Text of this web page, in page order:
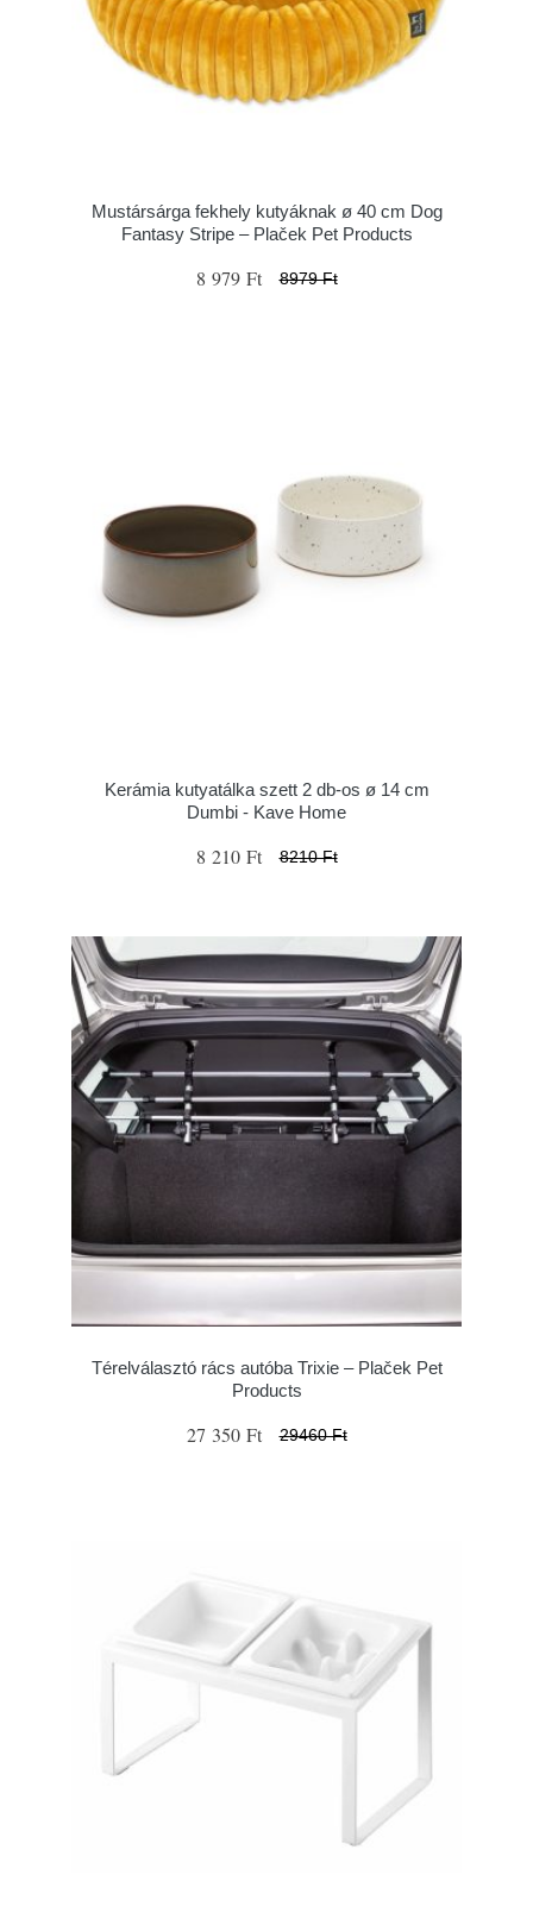
Mustársárga fekhely kutyáknak ø 40 cm Dog
Fantasy Stripe – Plaček Pet Products
8 979 Ft 8979 Ft
Kerámia kutyatálka szett 2 db-os ø 14 cm
Dumbi - Kave Home
8 210 Ft 8210 Ft
Térelválasztó rács autóba Trixie – Plaček Pet
Products
27 350 Ft 29460 Ft